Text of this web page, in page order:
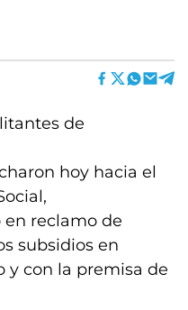
de
hoy hacia el
reclamo de
subsidios en
y con la premisa de